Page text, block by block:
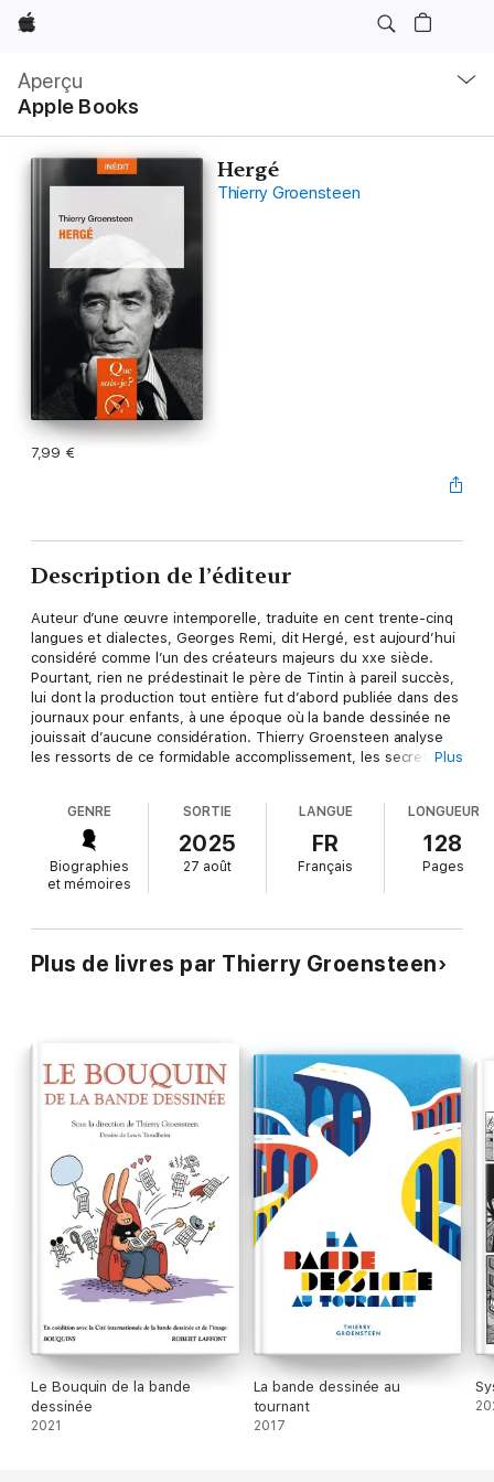
Apple
Aperçu
Apple Books
locale
Ouvrir
menu
Hergé
Thierry Groensteen
7,99 €
Description de l’éditeur
Auteur d’une œuvre intemporelle, traduite en cent trente-cinq
langues et dialectes, Georges Remi, dit Hergé, est aujourd’hui
considéré comme l’un des créateurs majeurs du xxe siècle.
Pourtant, rien ne prédestinait le père de Tintin à pareil succès,
lui dont la production tout entière fut d’abord publiée dans des
journaux pour enfants, à une époque où la bande dessinée ne
jouissait d’aucune considération. Thierry Groensteen analyse
les ressorts de ce formidable accomplissement, les secrets de
rencontres importantes et des zones d’ombre, et nous raconte
ce qu’il est advenu de Tintin après la mort de son créateur.
Plus
GENRE
Biographies
et mémoires
SORTIE
2025
27 août
LANGUE
FR
Français
LONGUEUR
128
Pages
Plus de livres par Thierry Groensteen
Le Bouquin de la bande
dessinée
2021
La bande dessinée au
tournant
2017